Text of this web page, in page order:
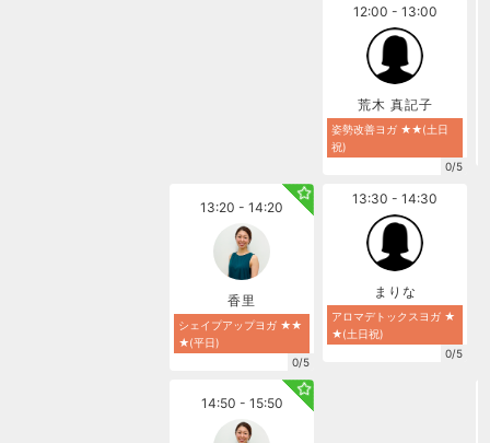
12:00 - 13:00
荒木 真記子
姿勢改善ヨガ ★★(土日
祝)
0/5
13:20 - 14:20
香里
シェイプアップヨガ ★★
★(平日)
0/5
13:30 - 14:30
まりな
アロマデトックスヨガ ★
★(土日祝)
0/5
14:50 - 15:50